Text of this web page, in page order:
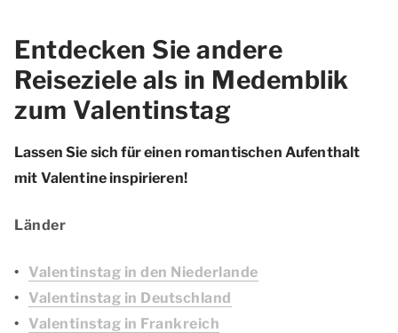
Entdecken Sie andere
Reiseziele als in Medemblik
zum Valentinstag
Lassen Sie sich für einen romantischen Aufenthalt
mit Valentine inspirieren!
Länder
Valentinstag in den Niederlande
Valentinstag in Deutschland
Valentinstag in Frankreich